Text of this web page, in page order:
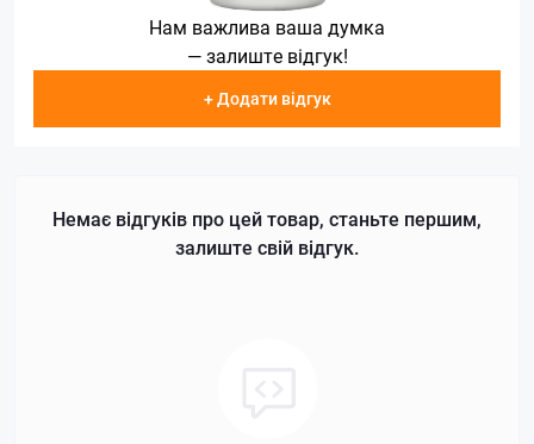
Нам важлива ваша думка
— залиште відгук!
+ Додати відгук
Немає відгуків про цей товар, станьте першим,
залиште свій відгук.